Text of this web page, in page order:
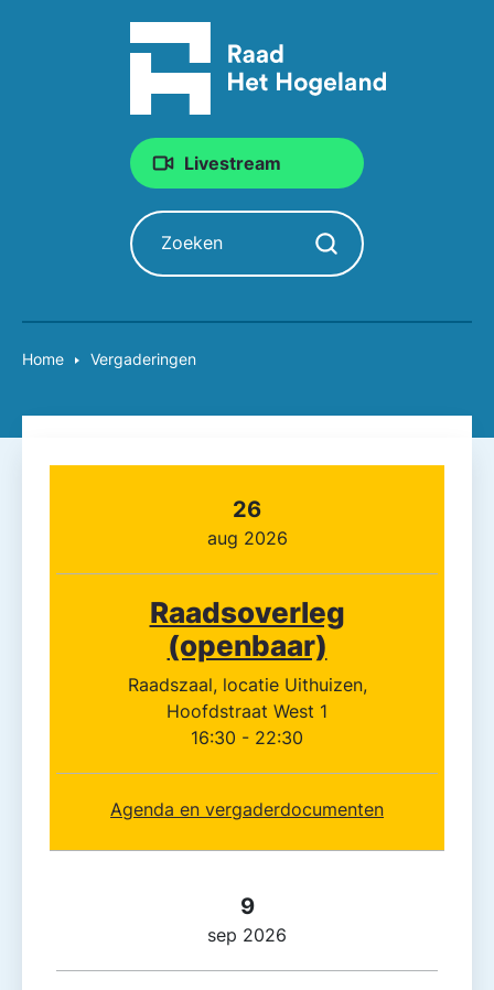
Livestream
Zoeken
Zoekopdracht starten
Home Vergaderingen
Vergadering
26
aug 2026
Raadsoverleg
(openbaar)
Raadszaal, locatie Uithuizen,
Hoofdstraat West 1
16:30 - 22:30
Agenda en vergaderdocumenten
9
sep 2026